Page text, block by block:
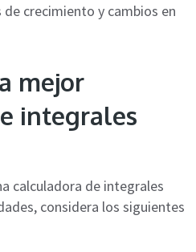
crecimiento y cambios en
mejor
integrales
calculadora de integrales
considera los siguientes